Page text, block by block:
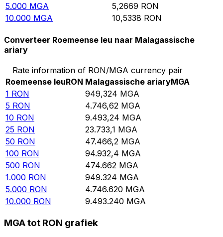
5.000 MGA 5,2669 RON
10.000 MGA 10,5338 RON
Converteer Roemeense leu naar Malagassische
ariary
Rate information of RON/MGA currency pair
Roemeense leuRON Malagassische ariaryMGA
1 RON 949,324 MGA
5 RON 4.746,62 MGA
10 RON 9.493,24 MGA
25 RON 23.733,1 MGA
50 RON 47.466,2 MGA
100 RON 94.932,4 MGA
500 RON 474.662 MGA
1.000 RON 949.324 MGA
5.000 RON 4.746.620 MGA
10.000 RON 9.493.240 MGA
MGA tot RON grafiek